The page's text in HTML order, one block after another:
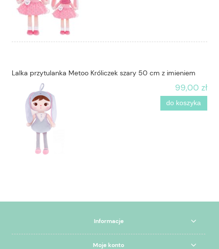
Lalka przytulanka Metoo Króliczek szary 50 cm z imieniem
99,00 zł
do koszyka
Informacje
Moje konto